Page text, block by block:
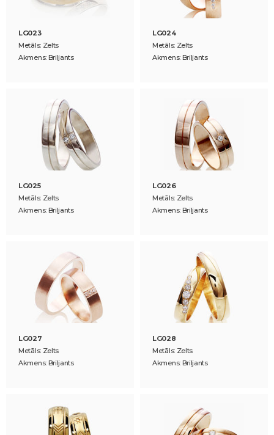
LG023
Metāls: Zelts
Akmens: Briljants
LG024
Metāls: Zelts
Akmens: Briljants
LG025
Metāls: Zelts
Akmens: Briljants
LG026
Metāls: Zelts
Akmens: Briljants
LG027
Metāls: Zelts
Akmens: Briljants
LG028
Metāls: Zelts
Akmens: Briljants